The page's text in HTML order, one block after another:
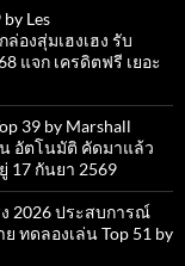
Les
องสุ่มเฮงเฮง รับ
แจก เครดิตฟรี เยอะ
39 by Marshall
น อัตโนมัติ คัดมาแล้ว
17 กันยา 2569
2026 ประสบการณ์
ทดลองเล่น Top 51 by